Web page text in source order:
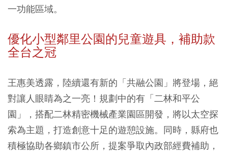
一功能區域。
優化小型鄰里公園的兒童遊具，補助款
全台之冠
王惠美透露，陸續還有新的「共融公園」將登場，絕
對讓人眼睛為之一亮！規劃中的有「二林和平公
園」，搭配二林精密機械產業園區開發，將以太空探
索為主題，打造創意十足的遊憩設施。同時，縣府也
積極協助各鄉鎮市公所，提案爭取內政部經費補助，